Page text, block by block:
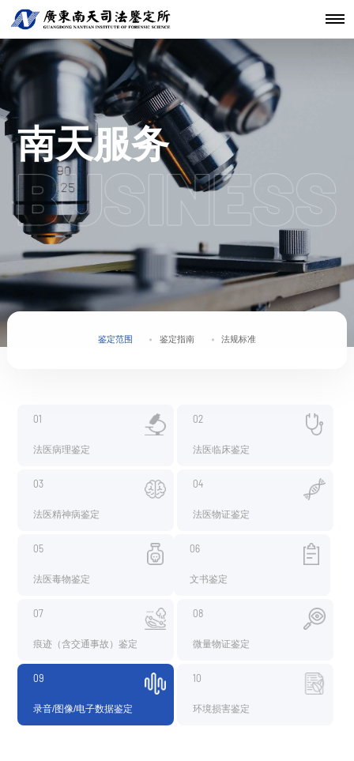
关于南天
发展历程
核心团队
机构文化
仪器设备
科技研发
分支机构
鉴定服务
鉴定指南
法规标准
经典案例
法医类鉴定
物证类鉴定
声像资料类
鉴定
文件形成时
间鉴定
新闻资讯
通知公告
行业动态
工程中心
开放课题
联系我们
南天服务
鉴定范围 鉴定指南 法规标准
01
法医病理鉴定
02
法医临床鉴定
03
法医精神病鉴定
04
法医物证鉴定
05
法医毒物鉴定
06
文书鉴定
07
痕迹（含交通事故）鉴定
08
微量物证鉴定
09
录音/图像/电子数据鉴定
10
环境损害鉴定